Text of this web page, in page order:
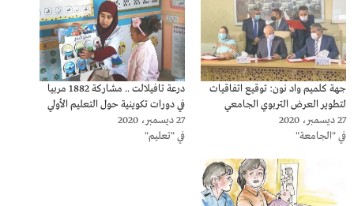
جهة كلميم واد نون: توقيع اتفاقيات
لتطوير العرض التربوي الجامعي
27 ديسمبر، 2020
في "الجامعة"
درعة تافيلالت .. مشاركة 1882 مربيا
في دورات تكوينية حول التعليم الأولي
27 ديسمبر، 2020
في "تعليم"